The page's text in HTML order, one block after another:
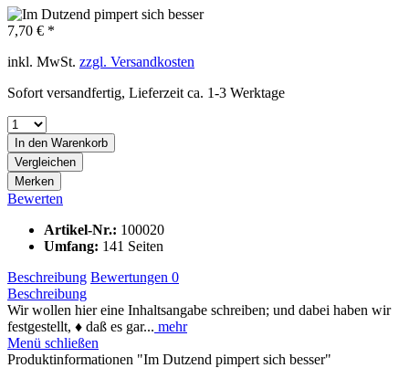
7,70 € *
inkl. MwSt. zzgl. Versandkosten
Sofort versandfertig, Lieferzeit ca. 1-3 Werktage
In den Warenkorb
Vergleichen
Merken
Bewerten
Artikel-Nr.: 100020
Umfang: 141 Seiten
Beschreibung Bewertungen 0
Beschreibung
Wir wollen hier eine Inhaltsangabe schreiben; und dabei haben wir
festgestellt, ♦ daß es gar... mehr
Menü schließen
Produktinformationen "Im Dutzend pimpert sich besser"